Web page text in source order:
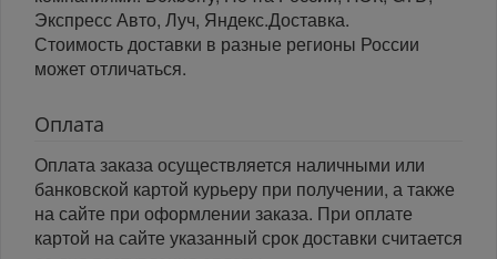
Экспресс Авто, Луч, Яндекс.Доставка.
Стоимость доставки в разные регионы России
может отличаться.
Оплата
Оплата заказа осуществляется наличными или
банковской картой курьеру при получении, а также
на сайте при оформлении заказа. При оплате
картой на сайте указанный срок доставки считается